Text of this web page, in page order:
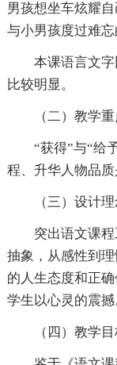
男孩想坐车炫耀
与小男孩度过难
本课语言文
比较明显。
（二）教学
“获得”与“给
程、升华人物品质
（三）设计
突出语文课
抽象，从感性到
的人生态度和正
学生以心灵的震撼
（四）教学